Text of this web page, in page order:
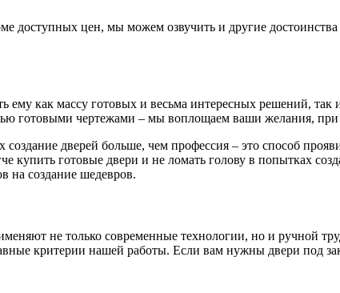
доступных цен, мы можем озвучить и другие
как массу готовых и весьма интересных решений, так
готовыми чертежами – мы воплощаем ваши желания, при
дверей больше, чем профессия – это способ
купить готовые двери и не ломать голову в попытках
на создание шедевров.
не только современные технологии, но и ручной
критерии нашей работы. Если вам нужны двери под